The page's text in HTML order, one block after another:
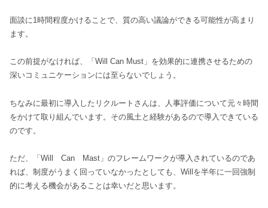
面談に1時間程度かけることで、質の高い議論ができる可能性が高まり
ます。
この前提がなければ、「Will Can Must」を効果的に連携させるための
深いコミュニケーションには至らないでしょう。
ちなみに最初に導入したリクルートさんは、人事評価について元々時間
をかけて取り組んでいます。その風土と経験があるので導入できている
のです。
ただ、「Will Can Mast」のフレームワークが導入されているのであ
れば、制度がうまく回っていなかったとしても、Willを半年に一回強制
的に考える機会があることは幸いだと思います。